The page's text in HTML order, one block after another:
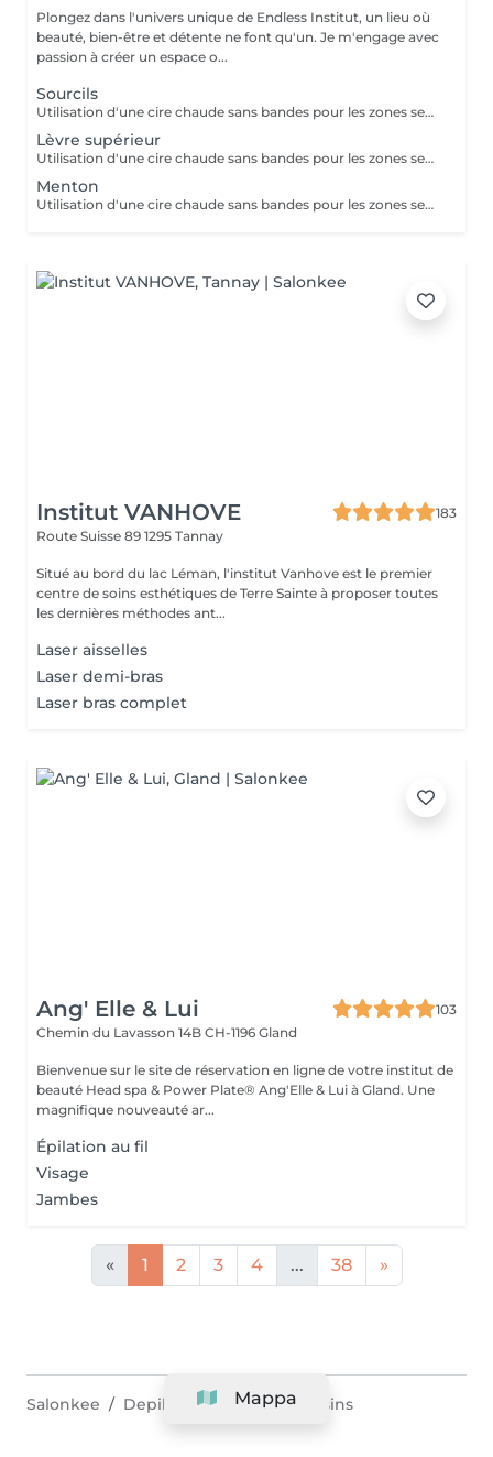
Plongez dans l'univers unique de Endless Institut, un lieu où
beauté, bien-être et détente ne font qu'un. Je m'engage avec
passion à créer un espace o...
Sourcils
Utilisation d'une cire chaude sans bandes pour les zones sensibles avec une cire très douce et délicate. (Bikini, aisselles, visage..) Cire chaude avec bandes pour une meilleure accroche mais toujours avec beaucoup de douceur. (Jambes, bras..) Jusqu'à 18 ans bénéficier de -50% sur toutes les épilations.
Lèvre supérieur
Utilisation d'une cire chaude sans bandes pour les zones sensibles avec une cire très douce et délicate. (Bikini, aisselles, visage..) Cire chaude avec bandes pour une meilleure accroche mais toujours avec beaucoup de douceur. (Jambes, bras..) Jusqu'à 18 ans bénéficier de -50% sur toutes les épilations.
Menton
Utilisation d'une cire chaude sans bandes pour les zones sensibles avec une cire très douce et délicate. (Bikini, aisselles, visage..) Cire chaude avec bandes pour une meilleure accroche mais toujours avec beaucoup de douceur. (Jambes, bras..) Jusqu'à 18 ans bénéficier de -50% sur toutes les épilations.
Institut VANHOVE
183
Route Suisse 89 1295 Tannay
Situé au bord du lac Léman, l'institut Vanhove est le premier
centre de soins esthétiques de Terre Sainte à proposer toutes
les dernières méthodes ant...
Laser aisselles
Laser demi-bras
Laser bras complet
Ang' Elle & Lui
103
Chemin du Lavasson 14B CH-1196 Gland
Bienvenue sur le site de réservation en ligne de votre institut de
beauté Head spa & Power Plate® Ang'Elle & Lui à Gland. Une
magnifique nouveauté ar...
Épilation au fil
Visage
Jambes
« 1 2 3 4 ... 38 »
Mappa
Salonkee Depilazione Vaud Eysins